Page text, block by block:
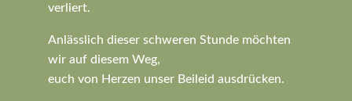
verliert.
Anlässlich dieser schweren Stunde möchten
wir auf diesem Weg,
euch von Herzen unser Beileid ausdrücken.